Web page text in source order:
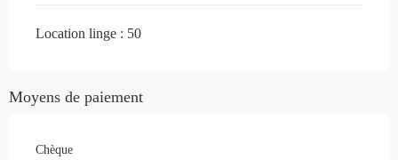
Location linge : 50
Moyens de paiement
Chèque